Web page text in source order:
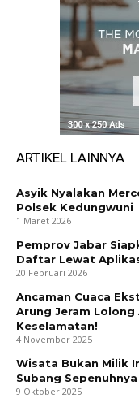
ARTIKEL LAINNYA
Asyik Nyalakan
Polsek Kedungwuni
1 Maret 2026
Pemprov Jabar
Daftar Lewat
20 Februari 2026
Ancaman Cuaca
Arung Jeram
Keselamatan!
4 November 2025
Wisata Bukan Milik
Subang Sepenuhnya
9 Oktober 2025